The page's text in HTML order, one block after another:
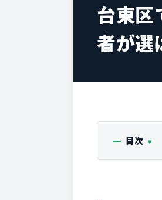
台東区
者が選
目次